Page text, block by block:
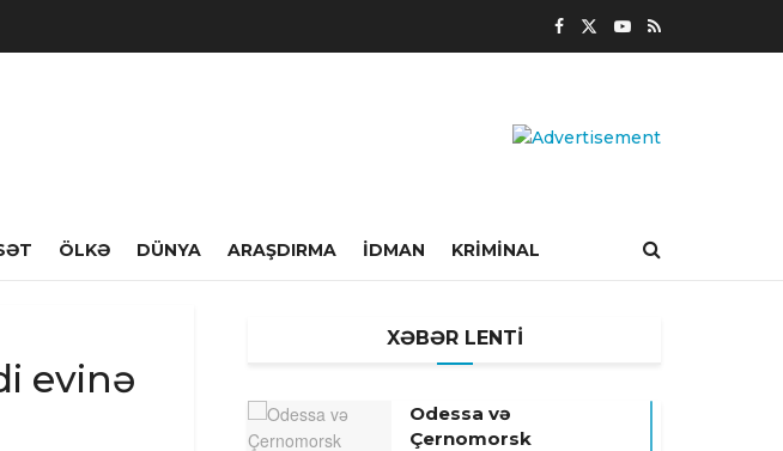
ÖLKƏ DÜNYA ARAŞDIRMA İDMAN KRIMINAL
evinə
XƏBƏR LENTİ
Odessa və
Çernomorsk